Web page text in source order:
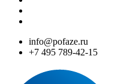
info@pofaze.ru
+7 495 789-42-15